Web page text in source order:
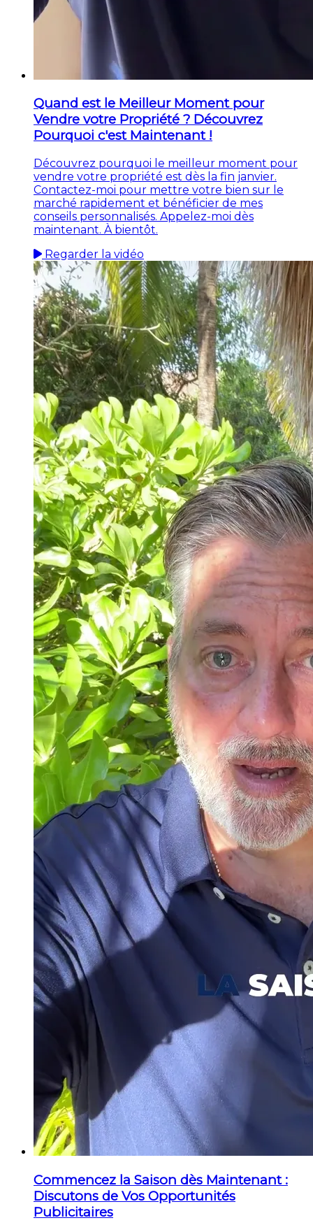
Quand est le Meilleur Moment pour
Vendre votre Propriété ? Découvrez
Pourquoi c'est Maintenant !
Découvrez pourquoi le meilleur moment pour
vendre votre propriété est dès la fin janvier.
Contactez-moi pour mettre votre bien sur le
marché rapidement et bénéficier de mes
conseils personnalisés. Appelez-moi dès
maintenant. À bientôt.
Regarder la vidéo
Commencez la Saison dès Maintenant :
Discutons de Vos Opportunités
Publicitaires